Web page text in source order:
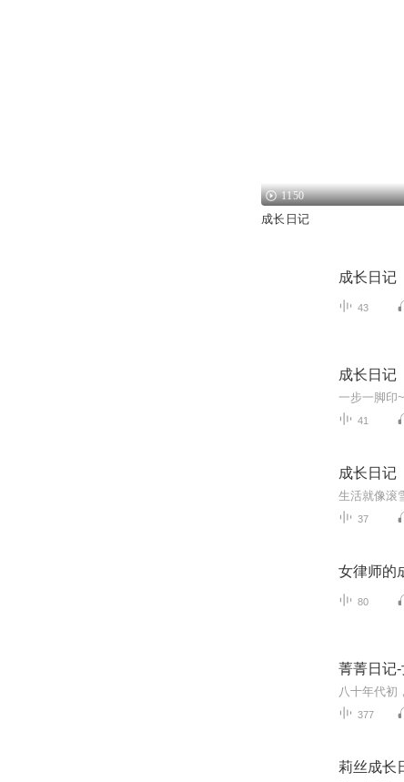
1150
成长日记
成长日记
43
成长日记
一步一脚印
41
成长日记
生活就像滚
37
女律师的
80
菁菁日记
377
莉丝成长